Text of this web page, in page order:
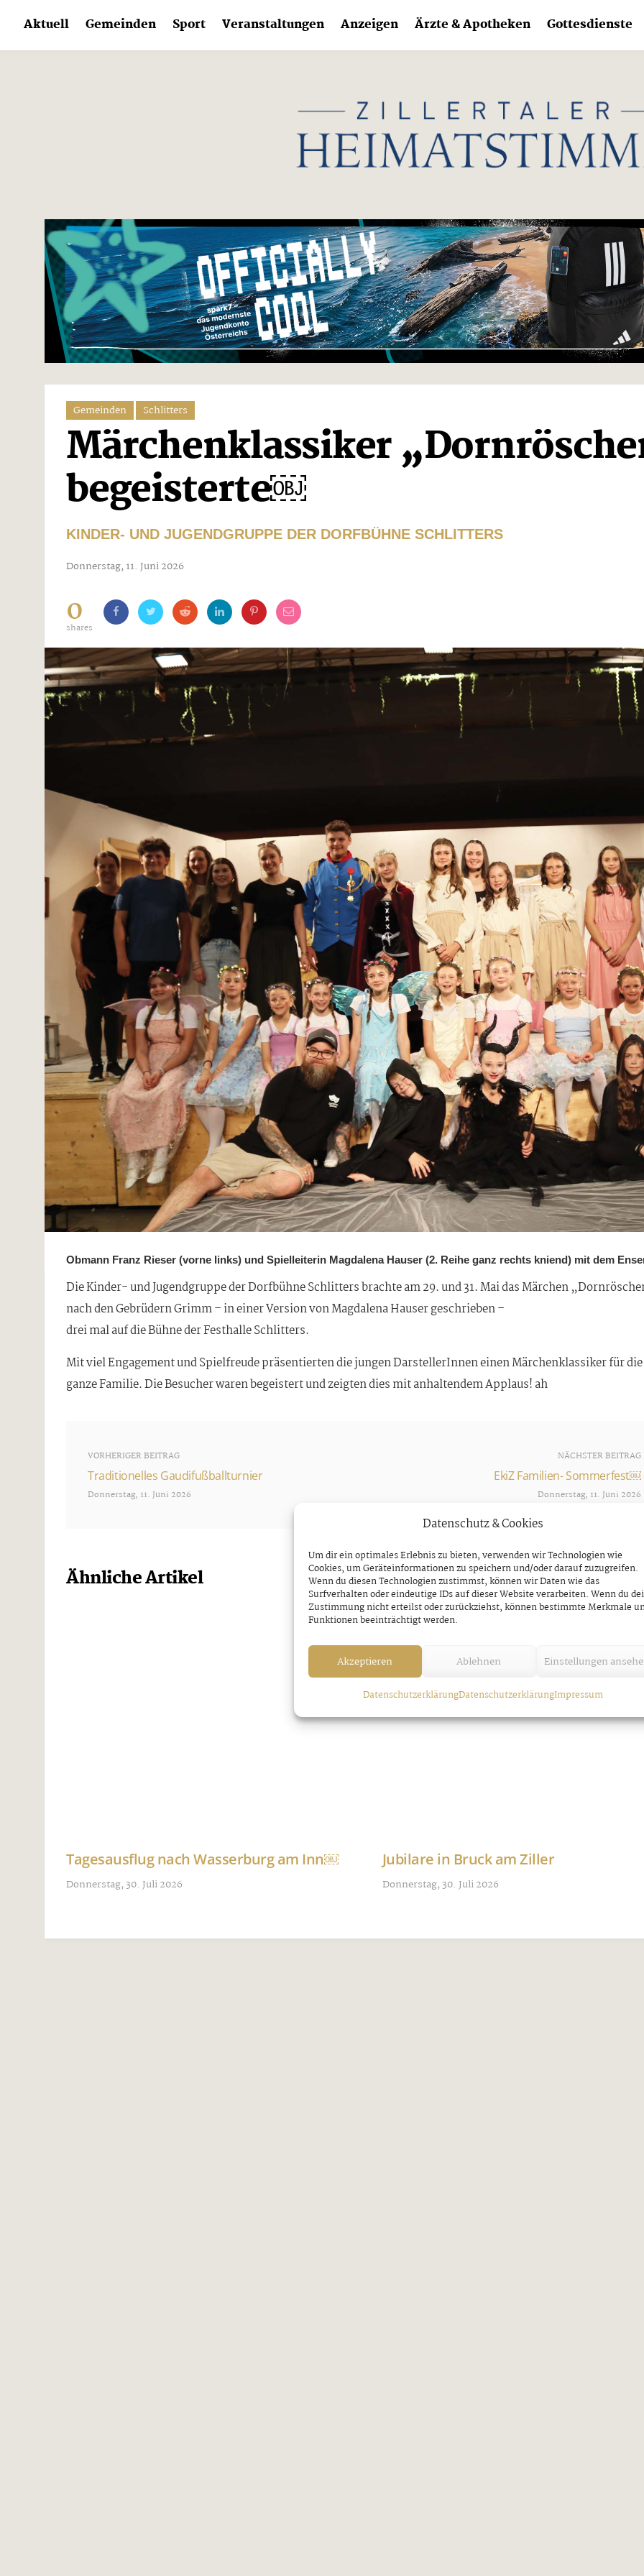
Datenschutz & Cookies
Um dir ein optimales Erlebnis zu bieten, verwenden wir Technologien wie
Cookies, um Geräteinformationen zu speichern und/oder darauf zuzugreifen.
Wenn du diesen Technologien zustimmst, können wir Daten wie das
Surfverhalten oder eindeutige IDs auf dieser Website verarbeiten. Wenn du
Zustimmung nicht erteilst oder zurückziehst, können bestimmte Merkmale
Funktionen beeinträchtigt werden.
Akzeptieren Ablehnen Einstellungen
DatenschutzerklärungDatenschutzerklärungImpressum
content
Aktuell Gemeinden Sport Veranstaltungen Anzeigen Ärzte & Apotheken Gottesdienste
Gemeinden Schlitters
Märchenklassiker
begeisterte￼
KINDER- UND JUGENDGRUPPE DER DORFBÜHNE SCHLITTERS
Donnerstag, 11. Juni 2026
0
shares
Obmann Franz Rieser (vorne links) und Spielleiterin Magdalena Hauser (2. Reihe ganz rechts kniend) mit dem
Die Kinder- und Jugendgruppe der Dorfbühne Schlitters brachte am 29. und 31. Mai das Märchen
nach den Gebrüdern Grimm – in einer Version von Magdalena Hauser geschrieben –
drei mal auf die Bühne der Festhalle Schlitters.
Mit viel Engagement und Spielfreude präsentierten die jungen DarstellerInnen einen Märchenklassiker für die
ganze Familie. Die Besucher waren begeistert und zeigten dies mit anhaltendem Applaus! ah
VORHERIGER BEITRAG
Traditionelles Gaudifußballturnier
Donnerstag, 11. Juni 2026
NÄCHSTER BEITRAG
EkiZ Familien- Sommerfest￼
Donnerstag, 11. Juni 2026
Ähnliche Artikel
Tagesausflug nach Wasserburg am Inn￼
Donnerstag, 30. Juli 2026
Jubilare in Bruck am Ziller
Donnerstag, 30. Juli 2026